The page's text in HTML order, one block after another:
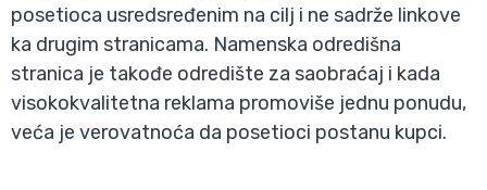
posetioca usredsređenim na cilj i ne sadrže linkove
ka drugim stranicama. Namenska odredišna
stranica je takođe odredište za saobraćaj i kada
visokokvalitetna reklama promoviše jednu ponudu,
veća je verovatnoća da posetioci postanu kupci.